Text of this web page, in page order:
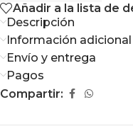
Añadir a la lista de
Descripción
Información adicional
Envío y entrega
Pagos
Compartir: